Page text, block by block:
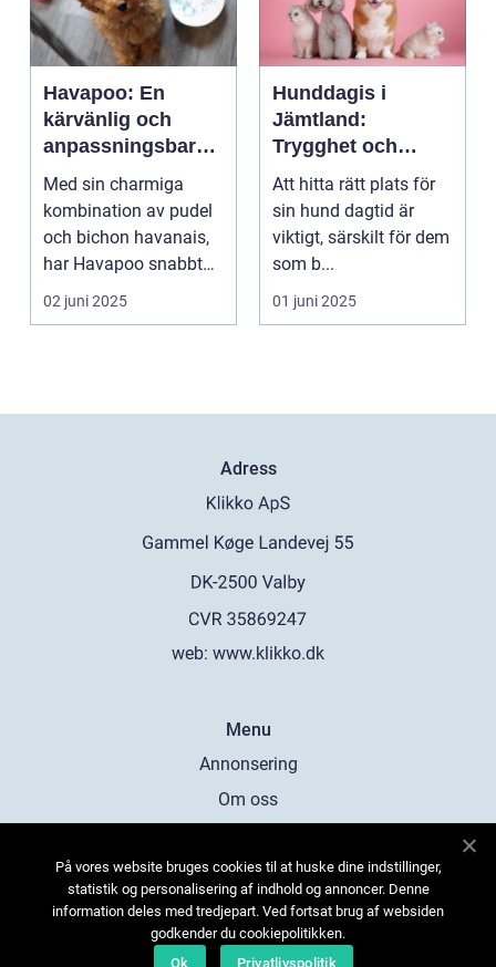
Havapoo: En
kärvänlig och
anpassningsbar
familjemedlem
Med sin charmiga
kombination av pudel
och bichon havanais,
har Havapoo snabbt
blivit en älsklin...
02 juni 2025
Hunddagis i
Jämtland:
Trygghet och
glädje för din
fyrfota vän
Att hitta rätt plats för
sin hund dagtid är
viktigt, särskilt för dem
som b...
01 juni 2025
Adress
web: www.klikko.dk
Menu
Annonsering
Om oss
Kontakta oss
Sitemap
På vores website bruges cookies til at huske dine indstillinger,
statistik og personalisering af indhold og annoncer. Denne
information deles med tredjepart. Ved fortsat brug af websiden
godkender du cookiepolitikken.
Ok
Privatlivspolitik